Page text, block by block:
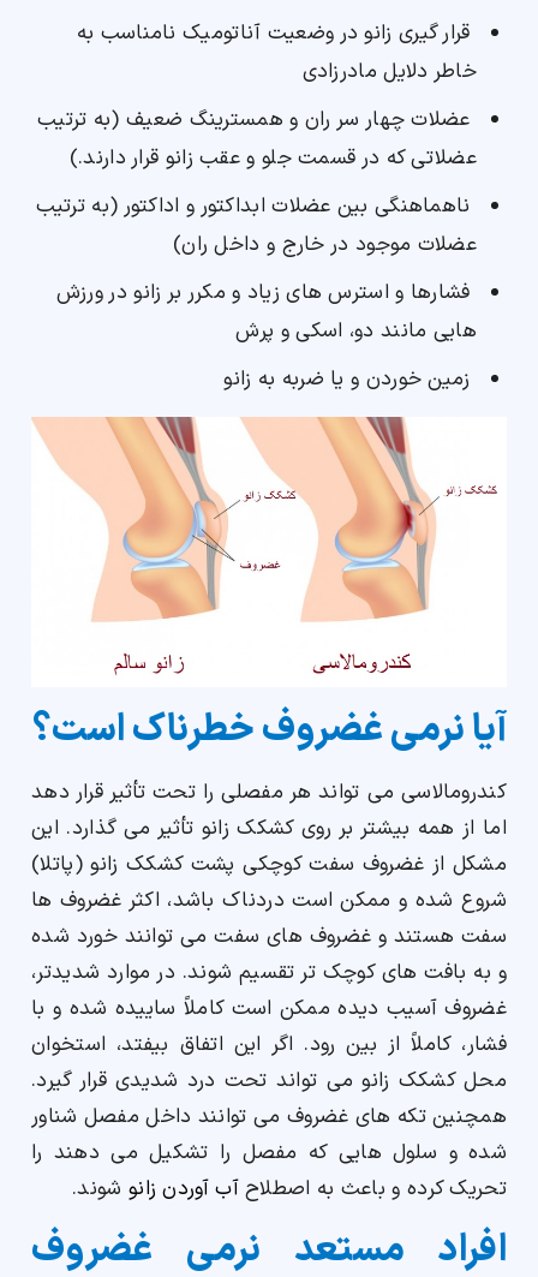
قرار گیری زانو در وضعیت آناتومیک نامناسب به
خاطر دلایل مادرزادی
عضلات چهار سر ران و همسترینگ ضعیف (به ترتیب
عضلاتی که در قسمت جلو و عقب زانو قرار دارند.)
ناهماهنگی بین عضلات ابداکتور و اداکتور (به ترتیب
عضلات موجود در خارج و داخل ران)
فشارها و استرس های زیاد و مکرر بر زانو در ورزش
هایی مانند دو، اسکی و پرش
زمین خوردن و یا ضربه به زانو
آیا نرمی غضروف خطرناک است؟
کندرومالاسی می تواند هر مفصلی را تحت تأثیر قرار دهد
اما از همه بیشتر بر روی کشکک زانو تأثیر می گذارد. این
مشکل از غضروف سفت کوچکی پشت کشکک زانو (پاتلا)
شروع شده و ممکن است دردناک باشد، اکثر غضروف ها
سفت هستند و غضروف های سفت می توانند خورد شده
و به بافت های کوچک تر تقسیم شوند. در موارد شدیدتر،
غضروف آسیب دیده ممکن است کاملاً ساییده شده و با
فشار، کاملاً از بین رود. اگر این اتفاق بیفتد، استخوان
محل کشکک زانو می تواند تحت درد شدیدی قرار گیرد.
همچنین تکه های غضروف می توانند داخل مفصل شناور
شده و سلول هایی که مفصل را تشکیل می دهند را
تحریک کرده و باعث به اصطلاحآب آوردن زانو شوند.
افراد مستعد نرمی غضروف